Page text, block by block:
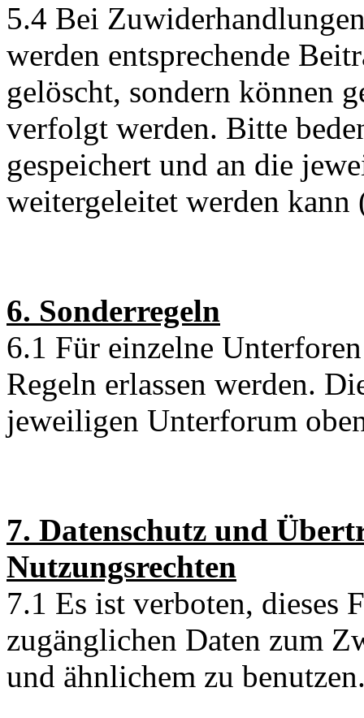
5.4 Bei
werden entsprechende
gelöscht, sondern können
verfolgt werden. Bitte
gespeichert und an die
weitergeleitet werden kann
6. Sonderregeln
6.1 Für einzelne
Regeln erlassen werden.
jeweiligen Unterforum
7. Datenschutz und
Nutzungsrechten
7.1 Es ist verboten, dieses
zugänglichen Daten zum
und ähnlichem zu